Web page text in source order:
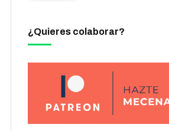
¿Quieres colaborar?